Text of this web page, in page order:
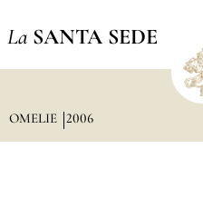
La SANTA SEDE
OMELIE 2006